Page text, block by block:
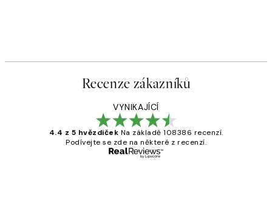
Recenze zákazníků
VYNIKAJÍCÍ
4.4 z 5 hvězdiček Na základě 108386 recenzí.
Podívejte se zde na některé z recenzí.